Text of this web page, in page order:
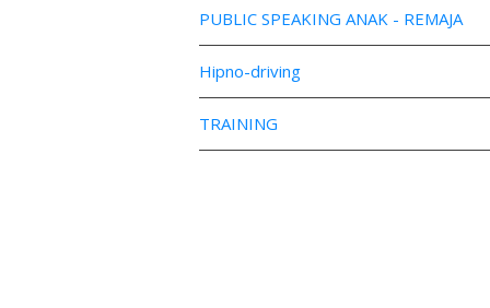
PUBLIC SPEAKING ANAK - REMAJA
Hipno-driving
TRAINING